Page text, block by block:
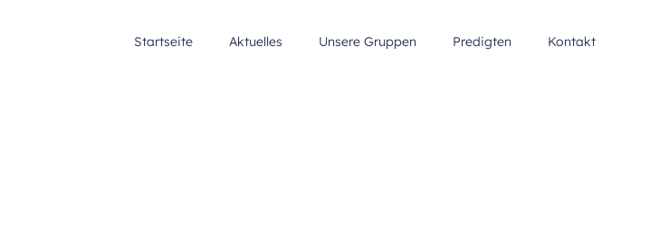
Startseite Aktuelles Unsere Gruppen Predigten Kontakt